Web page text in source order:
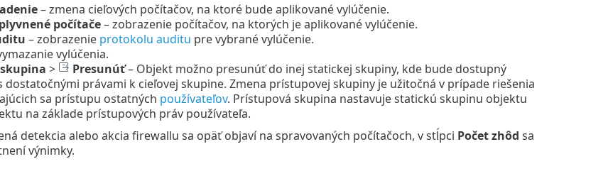
– zmena cieľových počítačov, na ktoré bude aplikované vylúčenie.
počítače– zobrazenie počítačov, na ktorých je aplikované vylúčenie.
– zobrazenie protokolu auditu pre vybrané vylúčenie.
vylúčenia.
> Presunúť– Objekt možno presunúť do inej statickej skupiny, kde bude dostupný
dostatočnými právami k cieľovej skupine. Zmena prístupovej skupiny je užitočná v prípade riešenia
sa prístupu ostatných používateľov. Prístupová skupina nastavuje statickú skupinu objektu
na základe prístupových práv používateľa.
detekcia alebo akcia firewallu sa opäť objaví na spravovaných počítačoch, v stĺpci Počet zhôd sa
výnimky.